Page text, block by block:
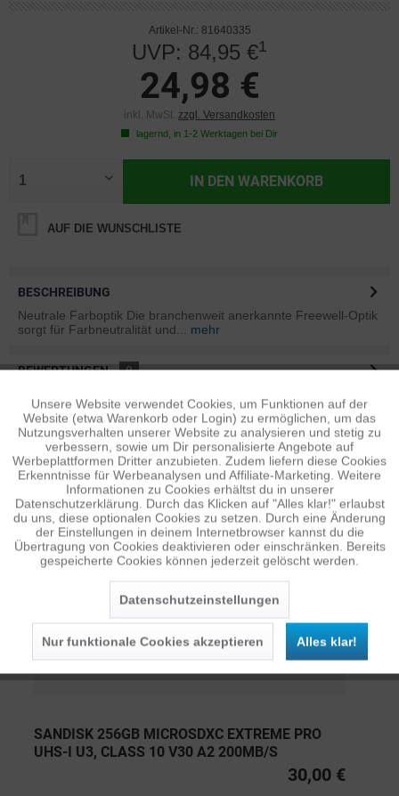
Artikel-Nr.: 81640335
UVP: 84,95 €1
24,98 €
inkl. MwSt. zzgl. Versandkosten
lagernd, in 1-2 Werktagen bei Dir
IN DEN WARENKORB
AUF DIE WUNSCHLISTE
BESCHREIBUNG
Neutrale Farboptik Die branchenweit anerkannte Freewell-Optik
sorgt für Farbneutralität und...
mehr
BEWERTUNGEN
0
ÄHNLICHE ARTIKEL
Diese Artikel sind dem Produkt ähnlich ...mehr
Persönliche Empfehlungen
SANDISK 256GB MICROSDXC EXTREME PRO
UHS-I U3, CLASS 10 V30 A2 200MB/S
30,00 €
Funktionale Aktiv
Tracking Inaktiv
Personalisierung Inaktiv
Service Inaktiv
Unsere Website verwendet Cookies, um Funktionen auf der
Website (etwa Warenkorb oder Login) zu ermöglichen, um das
Nutzungsverhalten unserer Website zu analysieren und stetig zu
verbessern, sowie um Dir personalisierte Angebote auf
Werbeplattformen Dritter anzubieten. Zudem liefern diese Cookies
Erkenntnisse für Werbeanalysen und Affiliate-Marketing. Weitere
Informationen zu Cookies erhältst du in unserer
Datenschutzerklärung. Durch das Klicken auf "Alles klar!" erlaubst
du uns, diese optionalen Cookies zu setzen. Durch eine Änderung
der Einstellungen in deinem Internetbrowser kannst du die
Übertragung von Cookies deaktivieren oder einschränken. Bereits
gespeicherte Cookies können jederzeit gelöscht werden.
Datenschutzeinstellungen
Nur funktionale Cookies akzeptieren Alles klar!